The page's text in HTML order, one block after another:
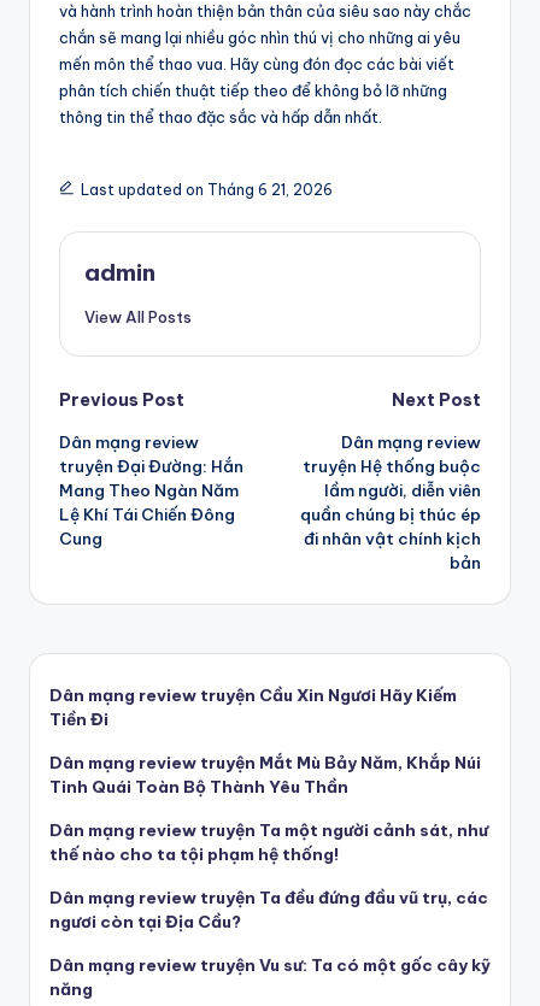
và hành trình hoàn thiện bản thân của siêu sao này chắc
chắn sẽ mang lại nhiều góc nhìn thú vị cho những ai yêu
mến môn thể thao vua. Hãy cùng đón đọc các bài viết
phân tích chiến thuật tiếp theo để không bỏ lỡ những
thông tin thể thao đặc sắc và hấp dẫn nhất.
Last updated on Tháng 6 21, 2026
admin
View All Posts
Post
navigation
Previous Post
Dân mạng review
truyện Đại Đường: Hắn
Mang Theo Ngàn Năm
Lệ Khí Tái Chiến Đông
Cung
Next Post
Dân mạng review
truyện Hệ thống buộc
lầm người, diễn viên
quần chúng bị thúc ép
đi nhân vật chính kịch
bản
Dân mạng review truyện Cầu Xin Ngươi Hãy Kiếm
Tiền Đi
Dân mạng review truyện Mắt Mù Bảy Năm, Khắp Núi
Tinh Quái Toàn Bộ Thành Yêu Thần
Dân mạng review truyện Ta một người cảnh sát, như
thế nào cho ta tội phạm hệ thống!
Dân mạng review truyện Ta đều đứng đầu vũ trụ, các
ngươi còn tại Địa Cầu?
Dân mạng review truyện Vu sư: Ta có một gốc cây kỹ
năng